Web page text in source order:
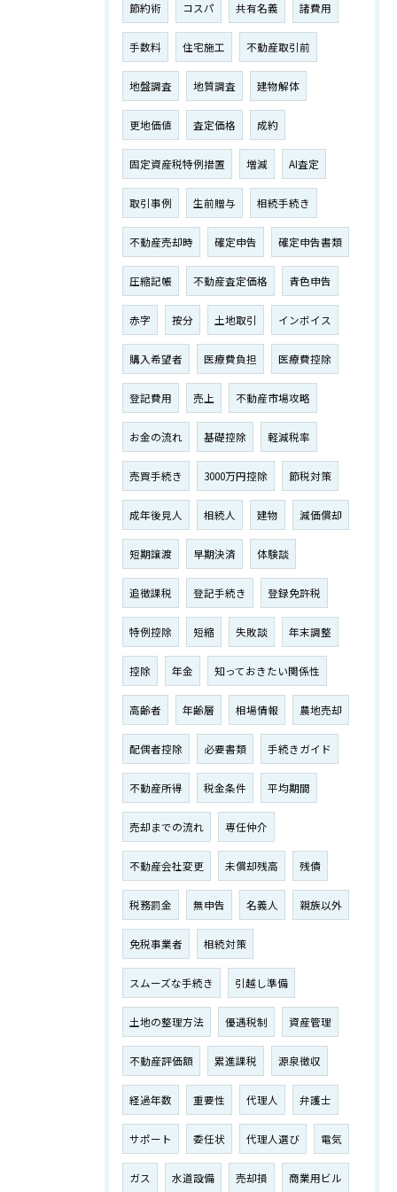
節約術 コスパ 共有名義 諸費用
手数料 住宅施工 不動産取引前
地盤調査 地質調査 建物解体
更地価値 査定価格 成約
固定資産税特例措置 増減 AI査定
取引事例 生前贈与 相続手続き
不動産売却時 確定申告 確定申告書類
圧縮記帳 不動産査定価格 青色申告
赤字 按分 土地取引 インボイス
購入希望者 医療費負担 医療費控除
登記費用 売上 不動産市場攻略
お金の流れ 基礎控除 軽減税率
売買手続き 3000万円控除 節税対策
成年後見人 相続人 建物 減価償却
短期譲渡 早期決済 体験談
追徴課税 登記手続き 登録免許税
特例控除 短縮 失敗談 年末調整
控除 年金 知っておきたい関係性
高齢者 年齢層 相場情報 農地売却
配偶者控除 必要書類 手続きガイド
不動産所得 税金条件 平均期間
売却までの流れ 専任仲介
不動産会社変更 未償却残高 残債
税務罰金 無申告 名義人 親族以外
免税事業者 相続対策
スムーズな手続き 引越し準備
土地の整理方法 優遇税制 資産管理
不動産評価額 累進課税 源泉徴収
経過年数 重要性 代理人 弁護士
サポート 委任状 代理人選び 電気
ガス 水道設備 売却損 商業用ビル